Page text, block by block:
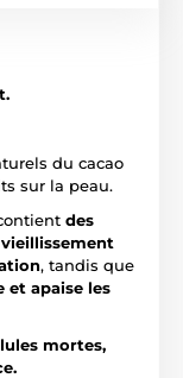
du cacao
sur la peau.
des
, tandis que
et apaise les
mortes,